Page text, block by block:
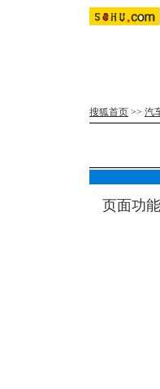
搜狐首页 >> 汽
页面功